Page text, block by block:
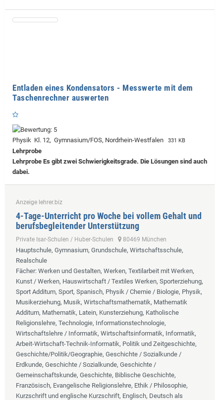
Entladen eines Kondensators - Messwerte mit dem
Taschenrechner auswerten
Physik Kl. 12, Gymnasium/FOS, Nordrhein-Westfalen 331 KB
Lehrprobe
Lehrprobe Es gibt zwei Schwierigkeitsgrade. Die Lösungen sind auch
dabei.
Anzeige lehrer.biz
4-Tage-Unterricht pro Woche bei vollem Gehalt und
berufsbegleitender Unterstützung
Private Isar-Schulen / Huber-Schulen 80469 München
Hauptschule, Gymnasium, Grundschule, Wirtschaftsschule,
Realschule
Fächer: Werken und Gestalten, Werken, Textilarbeit mit Werken,
Kunst / Werken, Hauswirtschaft / Textiles Werken, Sporterziehung,
Sport Additum, Sport, Spanisch, Physik / Chemie / Biologie, Physik,
Musikerziehung, Musik, Wirtschaftsmathematik, Mathematik
Additum, Mathematik, Latein, Kunsterziehung, Katholische
Religionslehre, Technologie, Informationstechnologie,
Wirtschaftslehre / Informatik, Wirtschaftsinformatik, Informatik,
Arbeit-Wirtschaft-Technik-Informatik, Politik und Zeitgeschichte,
Geschichte/Politik/Geographie, Geschichte / Sozialkunde /
Erdkunde, Geschichte / Sozialkunde, Geschichte /
Gemeinschaftskunde, Geschichte, Biblische Geschichte,
Französisch, Evangelische Religionslehre, Ethik / Philosophie,
Kurzschrift und englische Kurzschrift, Englisch, Deutsch als